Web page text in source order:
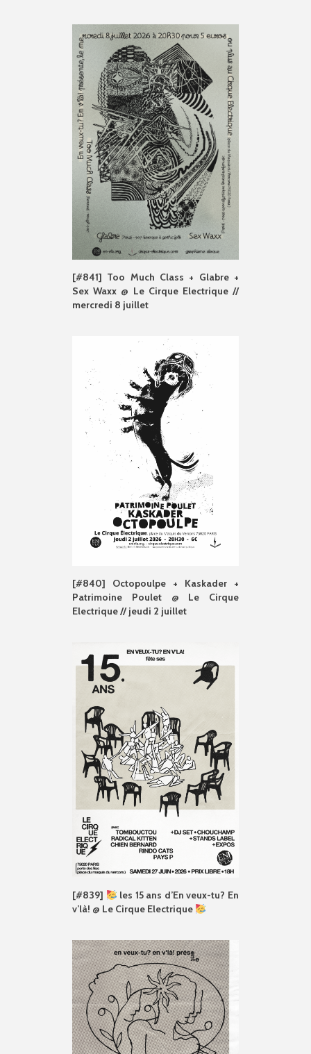
[#841] Too Much Class + Glabre +
Sex Waxx @ Le Cirque Electrique //
mercredi 8 juillet
[#840] Octopoulpe + Kaskader +
Patrimoine Poulet @ Le Cirque
Electrique // jeudi 2 juillet
[#839]
les 15 ans d’En veux-tu? En
v’là! @ Le Cirque Electrique